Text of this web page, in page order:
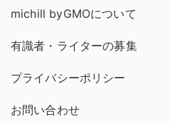
michill byGMOについて
有識者・ライターの募集
プライバシーポリシー
お問い合わせ